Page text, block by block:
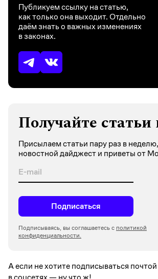
Публикуем ссылку на статью,
как только она выходит. Отдельно
даём знать о важных изменениях
в законах.
Получайте статьи
Присылаем статьи пару раз в
новостной дайджест и приветы от
Подписаться
Подписываясь, вы соглашаетесь с политикой
конфиденциальности.
А если не хотите подписываться